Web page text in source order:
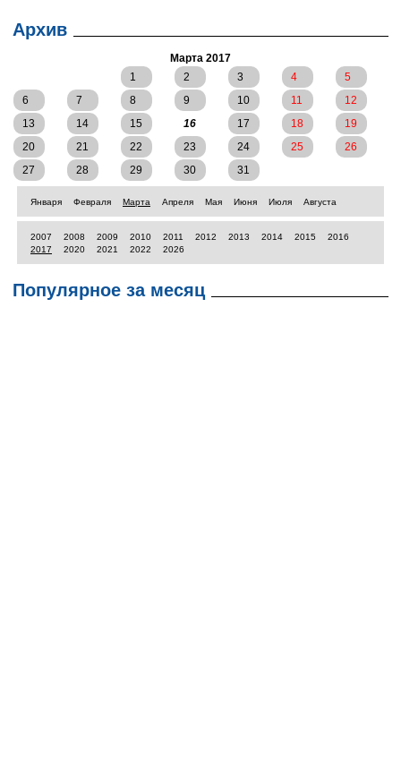
Николаева на 2017 год
Архив
Марта 2017
1
2 3 4
5
6
7 8 9 10 11
12
13
14 15 16 17 18
19
20
21 22 23 24 25
26
27
28 29 30 31
Января Февраля Марта Апреля Мая Июня Июля Августа
2007 2008 2009 2010 2011 2012 2013 2014 2015
2016
2017
2020 2021 2022 2026
Популярное за месяц